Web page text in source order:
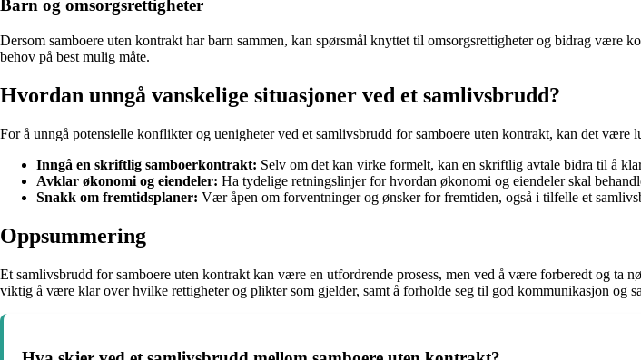
Barn og omsorgsrettigheter
Dersom samboere uten kontrakt har barn sammen, kan spørsmål knyttet til omsorgsrettigheter og bidrag være
behov på best mulig måte.
Hvordan unngå vanskelige situasjoner ved et samlivsbrudd?
For å unngå potensielle konflikter og uenigheter ved et samlivsbrudd for samboere uten kontrakt, kan det være
Inngå en skriftlig samboerkontrakt: Selv om det kan virke formelt, kan en skriftlig avtale bidra til å
Avklar økonomi og eiendeler: Ha tydelige retningslinjer for hvordan økonomi og eiendeler skal
Snakk om fremtidsplaner: Vær åpen om forventninger og ønsker for fremtiden, også i tilfelle et
Oppsummering
Et samlivsbrudd for samboere uten kontrakt kan være en utfordrende prosess, men ved å være forberedt og ta
viktig å være klar over hvilke rettigheter og plikter som gjelder, samt å forholde seg til god kommunikasjon og